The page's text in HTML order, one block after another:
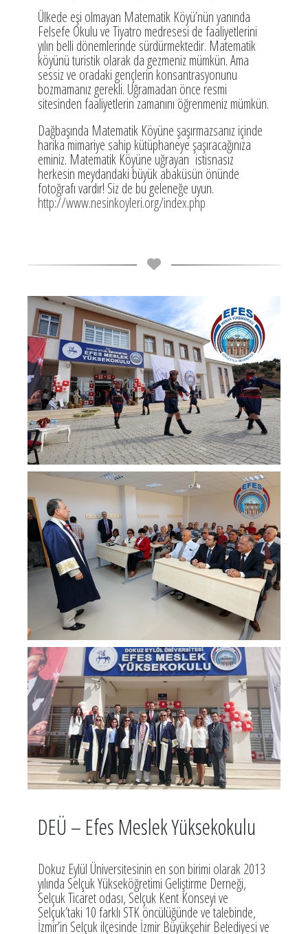
Ülkede eşi olmayan Matematik Köyü’nün yanında
Felsefe Okulu ve Tiyatro medresesi de faaliyetlerini
yılın belli dönemlerinde sürdürmektedir. Matematik
köyünü turistik olarak da gezmeniz mümkün. Ama
sessiz ve oradaki gençlerin konsantrasyonunu
bozmamanız gerekli. Uğramadan önce resmi
sitesinden faaliyetlerin zamanını öğrenmeniz mümkün.
Dağbaşında Matematik Köyüne şaşırmazsanız içinde
harika mimariye sahip kütüphaneye şaşıracağınıza
eminiz. Matematik Köyüne uğrayan istisnasız
herkesin meydandaki büyük abaküsün önünde
fotoğrafı vardır! Siz de bu geleneğe uyun.
http://www.nesinkoyleri.org/index.php
DEÜ – Efes Meslek Yüksekokulu
Dokuz Eylül Üniversitesinin en son birimi olarak 2013
yılında Selçuk Yükseköğretimi Geliştirme Derneği,
Selçuk Ticaret odası, Selçuk Kent Konseyi ve
Selçuk’taki 10 farklı STK öncülüğünde ve talebinde,
İzmir’in Selçuk ilçesinde İzmir Büyükşehir Belediyesi ve